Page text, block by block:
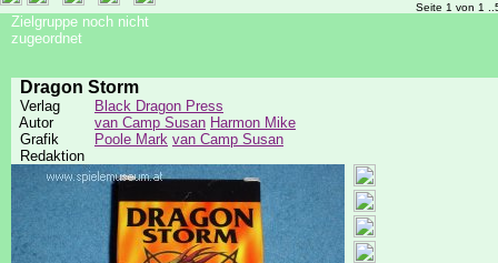
Seite 1 von 1
Zielgruppe noch nicht
zugeordnet
Dragon Storm
Verlag
Black Dragon Press
Autor
van Camp Susan Harmon Mike
Grafik
Poole Mark van Camp Susan
Redaktion